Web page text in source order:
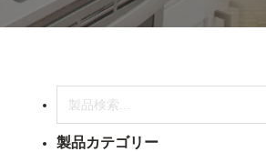
製品カテゴリー